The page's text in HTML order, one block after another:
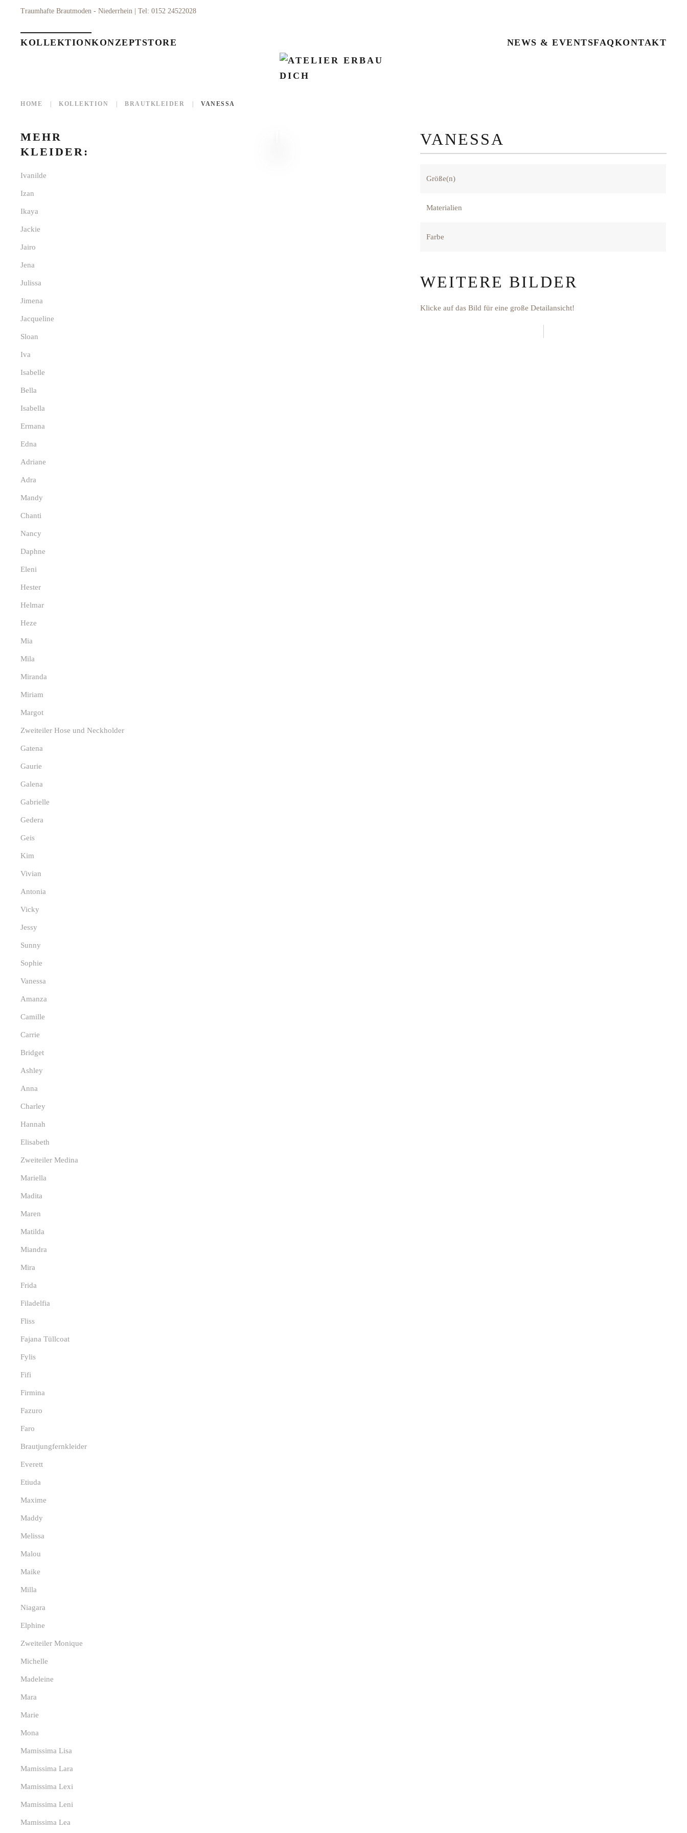
Traumhafte Brautmoden - Niederrhein | Tel: 0152 24522028
KOLLEKTIONKONZEPTSTORE NEWS & EVENTSFAQKONTAKT
HOME KOLLEKTION BRAUTKLEIDER VANESSA
MEHR
KLEIDER:
Ivanilde
Izan
Ikaya
Jackie
Jairo
Jena
Julissa
Jimena
Jacqueline
Sloan
Iva
Isabelle
Bella
Isabella
Ermana
Edna
Adriane
Adra
Mandy
Chanti
Nancy
Daphne
Eleni
Hester
Helmar
Heze
Mia
Mila
Miranda
Miriam
Margot
Zweiteiler Hose und Neckholder
Gatena
Gaurie
Galena
Gabrielle
Gedera
Geis
Kim
Vivian
Antonia
Vicky
Jessy
Sunny
Sophie
Vanessa
Amanza
Camille
Carrie
Bridget
Ashley
Anna
Charley
Hannah
Elisabeth
Zweiteiler Medina
Mariella
Madita
Maren
Matilda
Miandra
Mira
Frida
Filadelfia
Fliss
Fajana Tüllcoat
Fylis
Fifi
Firmina
Fazuro
Faro
Brautjungfernkleider
Everett
Etiuda
Maxime
Maddy
Melissa
Malou
Maike
Milla
Niagara
Elphine
Zweiteiler Monique
Michelle
Madeleine
Mara
Marie
Mona
Mamissima Lisa
Mamissima Lara
Mamissima Lexi
Mamissima Leni
Mamissima Lea
VANESSA
Größe(n)
Materialien
Farbe
WEITERE BILDER
Klicke auf das Bild für eine große Detailansicht!